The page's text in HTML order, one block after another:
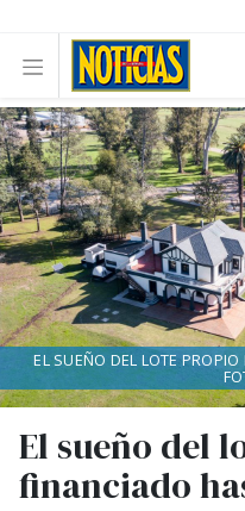
El sueño del
financiado
EL SUEÑO DEL LOTE